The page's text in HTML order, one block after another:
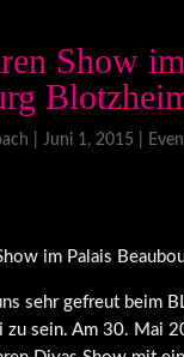
Show
Juni 1, 2015
im Palais
sehr gefreut beim
zu sein. Am 30. Mai